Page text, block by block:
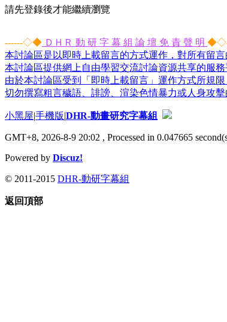
請先登錄後才能繼續瀏覽
------◇◆ ＤＨＲ 動 研 字 幕 組 論 壇 免 責 聲 明
本討論區是以即時上載留言的方式運作，對所有留
本討論區提供網上自由學習交流討論資源共享的服
由於本討論區受到「即時上載留言」運作方式所規
切勿撰寫粗言穢語、誹謗、渲染色情暴力或人身攻
小黑屋|手機版|DHR-動畫研究字幕組
GMT+8, 2026-8-9 20:02 , Processed in 0.047665
Powered by Discuz!
© 2011-2015 DHR-動研字幕組
返回頂部